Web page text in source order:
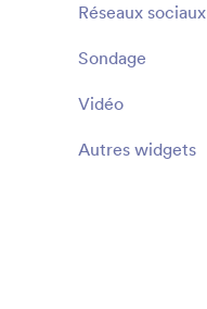
Réseaux sociaux
Sondage
Vidéo
Autres widgets